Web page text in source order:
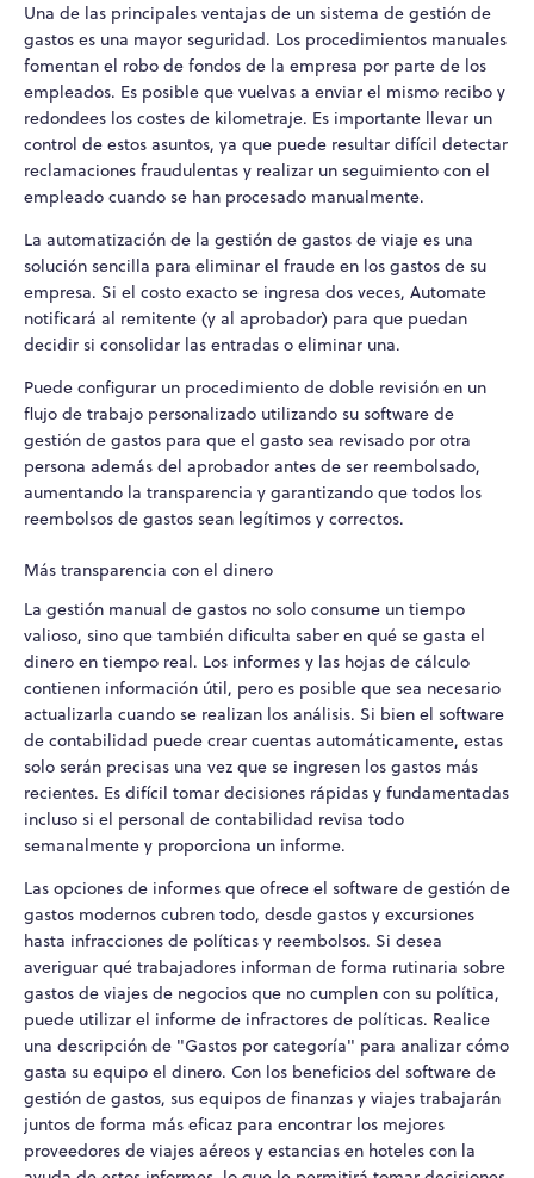
Una de las principales ventajas de un sistema de gestión de
gastos es una mayor seguridad. Los procedimientos manuales
fomentan el robo de fondos de la empresa por parte de los
empleados. Es posible que vuelvas a enviar el mismo recibo y
redondees los costes de kilometraje. Es importante llevar un
control de estos asuntos, ya que puede resultar difícil detectar
reclamaciones fraudulentas y realizar un seguimiento con el
empleado cuando se han procesado manualmente.
La automatización de la gestión de gastos de viaje es una
solución sencilla para eliminar el fraude en los gastos de su
empresa. Si el costo exacto se ingresa dos veces, Automate
notificará al remitente (y al aprobador) para que puedan
decidir si consolidar las entradas o eliminar una.
Puede configurar un procedimiento de doble revisión en un
flujo de trabajo personalizado utilizando su software de
gestión de gastos para que el gasto sea revisado por otra
persona además del aprobador antes de ser reembolsado,
aumentando la transparencia y garantizando que todos los
reembolsos de gastos sean legítimos y correctos.
Más transparencia con el dinero
La gestión manual de gastos no solo consume un tiempo
valioso, sino que también dificulta saber en qué se gasta el
dinero en tiempo real. Los informes y las hojas de cálculo
contienen información útil, pero es posible que sea necesario
actualizarla cuando se realizan los análisis. Si bien el software
de contabilidad puede crear cuentas automáticamente, estas
solo serán precisas una vez que se ingresen los gastos más
recientes. Es difícil tomar decisiones rápidas y fundamentadas
incluso si el personal de contabilidad revisa todo
semanalmente y proporciona un informe.
Las opciones de informes que ofrece el software de gestión de
gastos modernos cubren todo, desde gastos y excursiones
hasta infracciones de políticas y reembolsos. Si desea
averiguar qué trabajadores informan de forma rutinaria sobre
gastos de viajes de negocios que no cumplen con su política,
puede utilizar el informe de infractores de políticas. Realice
una descripción de "Gastos por categoría" para analizar cómo
gasta su equipo el dinero. Con los beneficios del software de
gestión de gastos, sus equipos de finanzas y viajes trabajarán
juntos de forma más eficaz para encontrar los mejores
proveedores de viajes aéreos y estancias en hoteles con la